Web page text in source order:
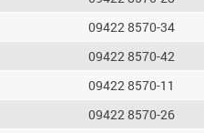
09422 8570-34
09422 8570-42
09422 8570-11
09422 8570-26